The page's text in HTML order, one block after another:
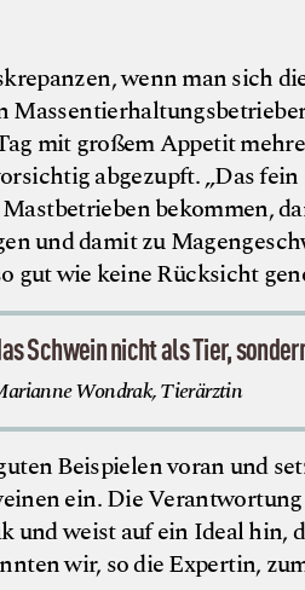
wenn man sich
mit großem Appetit
abgezupft. „Das
bekommen,
und damit zu
wie keine Rücksicht
Schwein nicht als Tier,
Wondrak, Tierärztin
Beispielen voran und
ein. Die
und weist auf ein Ideal hin,
wir, so die Expertin,